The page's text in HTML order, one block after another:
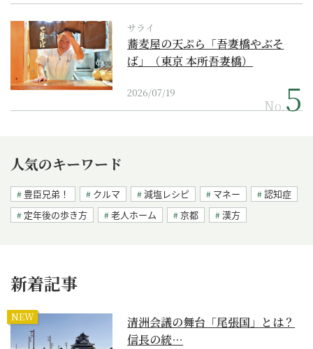
サライ
蕎麦屋の天ぷら「吾妻橋やぶそ
ば」（東京 本所吾妻橋）
2026/07/19
No.
人気のキーワード
豊臣兄弟！ クルマ 減塩レシピ マネー
認知症
定年後の歩き方
老人ホーム 京都 漢方
新着記事
NEW
清洲会議の舞台「尾張国」とは？
信長の統…